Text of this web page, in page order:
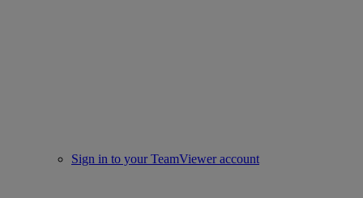
Sign in to your TeamViewer account